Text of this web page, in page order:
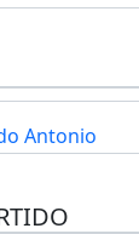
Antonio